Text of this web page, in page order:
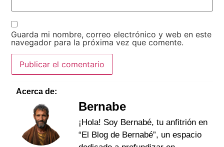
Guarda mi nombre, correo electrónico y web en este
navegador para la próxima vez que comente.
Acerca de:
Bernabe
¡Hola! Soy Bernabé, tu anfitrión en
“El Blog de Bernabé”, un espacio